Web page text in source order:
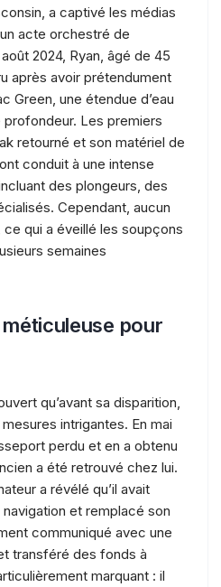
a captivé les médias
acte orchestré de
2024, Ryan, âgé de 45
après avoir prétendument
Green, une étendue d’eau
Les premiers
retourné et son matériel de
conduit à une intense
des plongeurs, des
Cependant, aucun
qui a éveillé les soupçons
semaines
pour
qu’avant sa disparition,
intrigantes. En mai
perdu et en a obtenu
a été retrouvé chez lui.
a révélé qu’il avait
et remplacé son
communiqué avec une
transféré des fonds à
marquant : il